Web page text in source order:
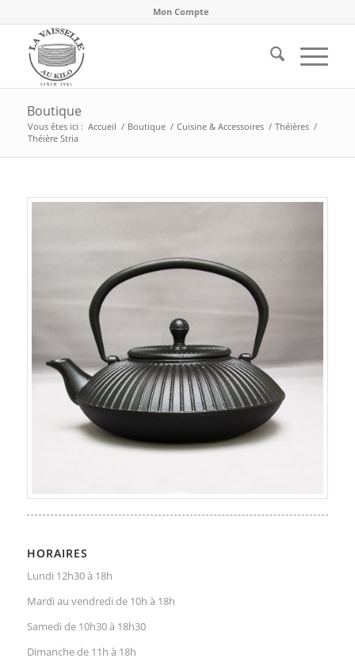
Mon Compte
Boutique
Vous êtes ici : Accueil / Boutique / Cuisine & Accessoires / Théières /
Théière Stria
HORAIRES
Lundi 12h30 à 18h
Mardi au vendredi de 10h à 18h
Samedi de 10h30 à 18h30
Dimanche de 11h à 18h